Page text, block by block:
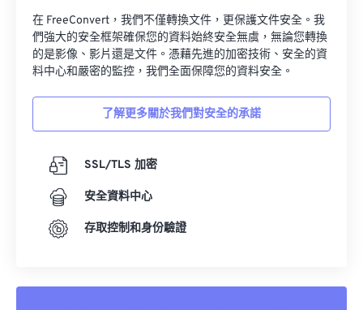
在 FreeConvert，我們不僅轉換文件，更保護文件安全。我
們強大的安全框架確保您的資料始終安全無虞，無論您轉換
的是影像、影片還是文件。憑藉先進的加密技術、安全的資
料中心和嚴密的監控，我們全面保障您的資料安全。
了解更多關於我們對安全的承諾
SSL/TLS 加密
安全資料中心
存取控制和身份驗證